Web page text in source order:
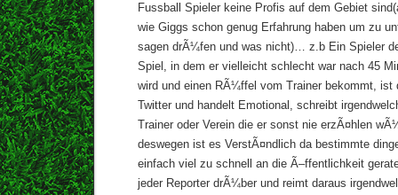
Fussball Spieler keine Profis auf dem Gebiet
wie Giggs schon genug Erfahrung haben um zu
sagen drÃ¼fen und was nicht)… z.b Ein Spieler
Spiel, in dem er vielleicht schlecht war nach 45
wird und einen RÃ¼ffel vom Trainer bekommt,
Twitter und handelt Emotional, schreibt
Trainer oder Verein die er sonst nie erzÃ¤hlen
deswegen ist es VerstÃ¤ndlich da bestimmte
einfach viel zu schnell an die Ã–ffentlichkeit
jeder Reporter drÃ¼ber und reimt daraus